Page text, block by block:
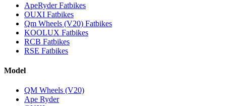
ApeRyder Fatbikes
OUXI Fatbikes
Qm Wheels (V20) Fatbikes
KOOLUX Fatbikes
RCB Fatbikes
RSE Fatbikes
Model
QM Wheels (V20)
Ape Ryder